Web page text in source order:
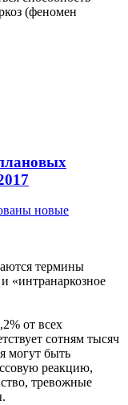
(феномен
новые
термины
«интранаркозное
от всех
сотням тысяч
могут быть
реакцию,
тревожные